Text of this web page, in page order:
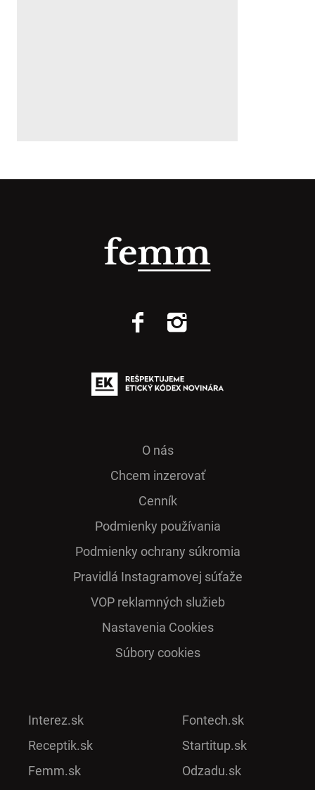
O nás
Chcem inzerovať
Cenník
Podmienky používania
Podmienky ochrany súkromia
Pra­vidlá Ins­ta­gra­mo­vej sú­ťaže
VOP reklamných služieb
Nastavenia Cookies
Súbory cookies
Interez.sk
Receptik.sk
Femm.sk
Fontech.sk
Startitup.sk
Odzadu.sk